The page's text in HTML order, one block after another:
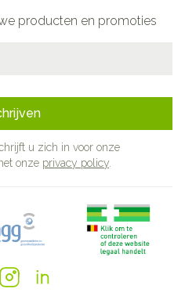
producten en promoties
u zich in voor onze
onze privacy policy